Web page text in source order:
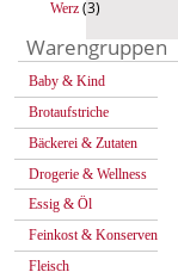
Werz (3)
Warengruppen
Baby & Kind
Brotaufstriche
Bäckerei & Zutaten
Drogerie & Wellness
Essig & Öl
Feinkost & Konserven
Fleisch